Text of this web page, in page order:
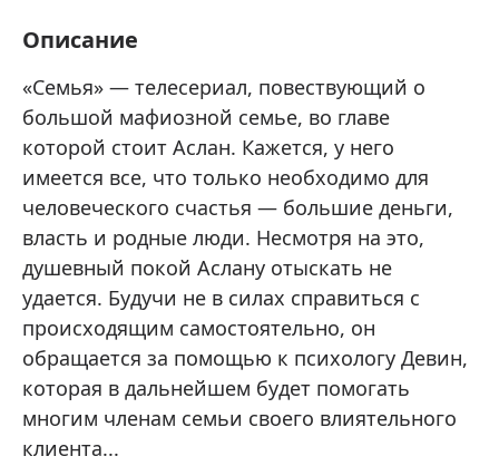
Описание
«Семья» — телесериал, повествующий о
большой мафиозной семье, во главе
которой стоит Аслан. Кажется, у него
имеется все, что только необходимо для
человеческого счастья — большие деньги,
власть и родные люди. Несмотря на это,
душевный покой Аслану отыскать не
удается. Будучи не в силах справиться с
происходящим самостоятельно, он
обращается за помощью к психологу Девин,
которая в дальнейшем будет помогать
многим членам семьи своего влиятельного
клиента...